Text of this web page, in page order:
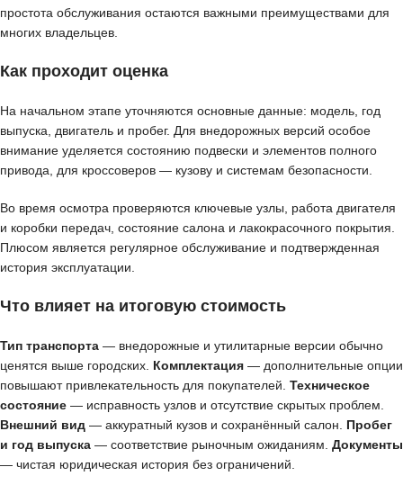
простота обслуживания остаются важными преимуществами для
многих владельцев.
Как проходит оценка
На начальном этапе уточняются основные данные: модель, год
выпуска, двигатель и пробег. Для внедорожных версий особое
внимание уделяется состоянию подвески и элементов полного
привода, для кроссоверов — кузову и системам безопасности.
Во время осмотра проверяются ключевые узлы, работа двигателя
и коробки передач, состояние салона и лакокрасочного покрытия.
Плюсом является регулярное обслуживание и подтвержденная
история эксплуатации.
Что влияет на итоговую стоимость
Тип транспорта — внедорожные и утилитарные версии обычно
ценятся выше городских. Комплектация — дополнительные опции
повышают привлекательность для покупателей. Техническое
состояние — исправность узлов и отсутствие скрытых проблем.
Внешний вид — аккуратный кузов и сохранённый салон. Пробег
и год выпуска — соответствие рыночным ожиданиям. Документы
— чистая юридическая история без ограничений.